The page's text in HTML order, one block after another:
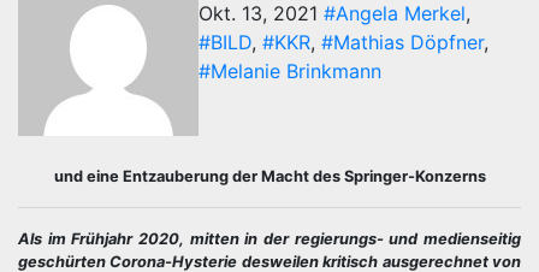
Okt. 13, 2021 #Angela Merkel,
#BILD, #KKR, #Mathias Döpfner,
#Melanie Brinkmann
und eine Entzauberung der Macht des Springer-Konzerns
Als im Frühjahr 2020, mitten in der regierungs- und medienseitig
geschürten Corona-Hysterie desweilen kritisch ausgerechnet von